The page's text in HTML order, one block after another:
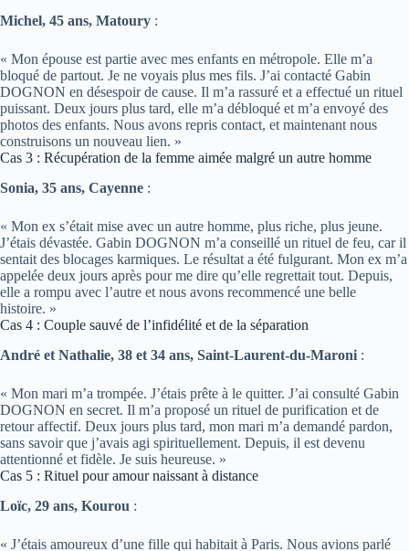
Michel, 45 ans, Matoury :
« Mon épouse est partie avec mes enfants en métropole. Elle m’a
bloqué de partout. Je ne voyais plus mes fils. J’ai contacté Gabin
DOGNON en désespoir de cause. Il m’a rassuré et a effectué un rituel
puissant. Deux jours plus tard, elle m’a débloqué et m’a envoyé des
photos des enfants. Nous avons repris contact, et maintenant nous
construisons un nouveau lien. »
Cas 3 : Récupération de la femme aimée malgré un autre homme
Sonia, 35 ans, Cayenne :
« Mon ex s’était mise avec un autre homme, plus riche, plus jeune.
J’étais dévastée. Gabin DOGNON m’a conseillé un rituel de feu, car il
sentait des blocages karmiques. Le résultat a été fulgurant. Mon ex m’a
appelée deux jours après pour me dire qu’elle regrettait tout. Depuis,
elle a rompu avec l’autre et nous avons recommencé une belle
histoire. »
Cas 4 : Couple sauvé de l’infidélité et de la séparation
André et Nathalie, 38 et 34 ans, Saint-Laurent-du-Maroni :
« Mon mari m’a trompée. J’étais prête à le quitter. J’ai consulté Gabin
DOGNON en secret. Il m’a proposé un rituel de purification et de
retour affectif. Deux jours plus tard, mon mari m’a demandé pardon,
sans savoir que j’avais agi spirituellement. Depuis, il est devenu
attentionné et fidèle. Je suis heureuse. »
Cas 5 : Rituel pour amour naissant à distance
Loïc, 29 ans, Kourou :
« J’étais amoureux d’une fille qui habitait à Paris. Nous avions parlé